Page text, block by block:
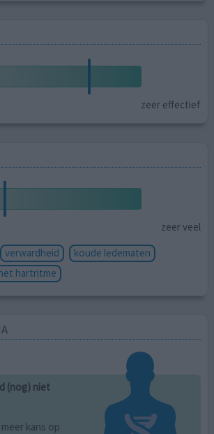
zeer effectief
zeer veel
verwardheid
koude ledematen
hartritme
(nog) niet
kans op